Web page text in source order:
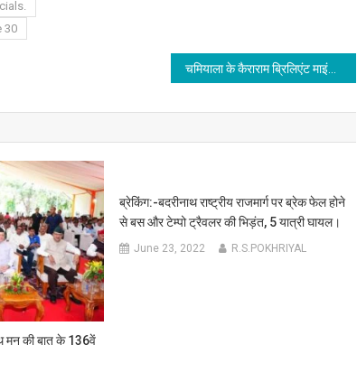
30
मन की बात के 136वें
ब्रेकिंग:-बदरीनाथ राष्ट्रीय राजमार्ग पर ब्रेक फेल होने
से बस और टेम्पो ट्रैवलर की भिड़ंत, 5 यात्री घायल।
June 23, 2022 R.S.POKHRIYAL